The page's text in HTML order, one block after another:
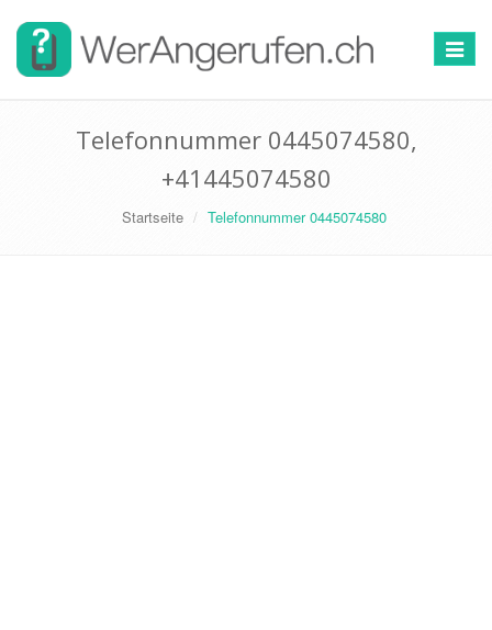
Toggle
Telefonnummer 0445074580,
+41445074580
Startseite Telefonnummer 0445074580